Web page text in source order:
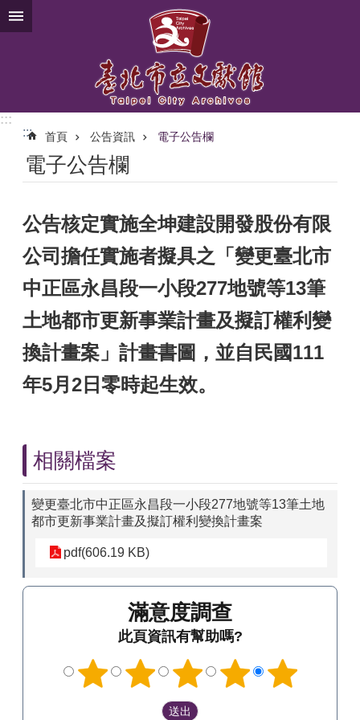
跳到主要內容區塊
:::
:::
首頁 公告資訊 電子公告欄
電子公告欄
公告核定實施全坤建設開發股份有限
公司擔任實施者擬具之「變更臺北市
中正區永昌段一小段277地號等13筆
土地都市更新事業計畫及擬訂權利變
換計畫案」計畫書圖，並自民國111
年5月2日零時起生效。
相關檔案
變更臺北市中正區永昌段一小段277地號等13筆土地
都市更新事業計畫及擬訂權利變換計畫案
pdf(606.19 KB)
滿意度調查
此頁資訊有幫助嗎?